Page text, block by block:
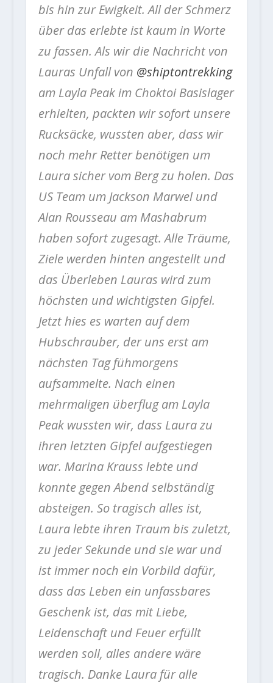
bis hin zur Ewigkeit. All der Schmerz
über das erlebte ist kaum in Worte
zu fassen. Als wir die Nachricht von
Lauras Unfall von @shiptontrekking
am Layla Peak im Choktoi Basislager
erhielten, packten wir sofort unsere
Rucksäcke, wussten aber, dass wir
noch mehr Retter benötigen um
Laura sicher vom Berg zu holen. Das
US Team um Jackson Marwel und
Alan Rousseau am Mashabrum
haben sofort zugesagt. Alle Träume,
Ziele werden hinten angestellt und
das Überleben Lauras wird zum
höchsten und wichtigsten Gipfel.
Jetzt hies es warten auf dem
Hubschrauber, der uns erst am
nächsten Tag fühmorgens
aufsammelte. Nach einen
mehrmaligen überflug am Layla
Peak wussten wir, dass Laura zu
ihren letzten Gipfel aufgestiegen
war. Marina Krauss lebte und
konnte gegen Abend selbständig
absteigen. So tragisch alles ist,
Laura lebte ihren Traum bis zuletzt,
zu jeder Sekunde und sie war und
ist immer noch ein Vorbild dafür,
dass das Leben ein unfassbares
Geschenk ist, das mit Liebe,
Leidenschaft und Feuer erfüllt
werden soll, alles andere wäre
tragisch. Danke Laura für alle